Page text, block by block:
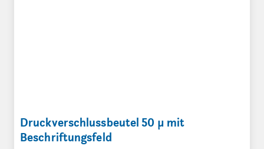
Druckverschlussbeutel 50 µ mit
Beschriftungsfeld